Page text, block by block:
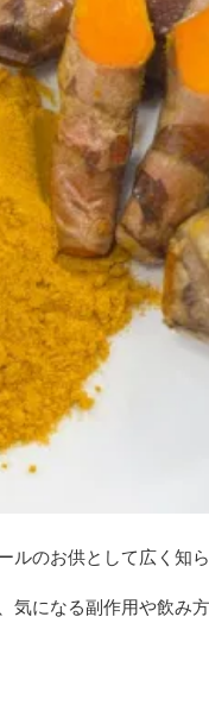
のお供として広く知ら
になる副作用や飲み